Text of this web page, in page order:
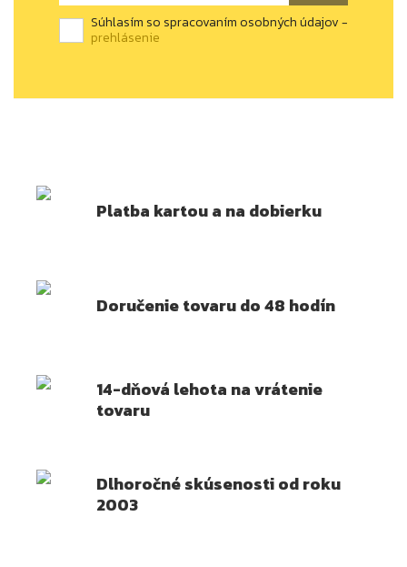
Súhlasím so spracovaním osobných údajov -
prehlásenie
Platba kartou a na dobierku
Doručenie tovaru do 48 hodín
14-dňová lehota na vrátenie
tovaru
Dlhoročné skúsenosti od roku
2003